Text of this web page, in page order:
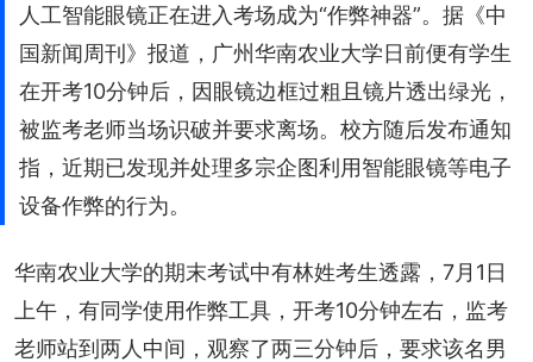
人工智能眼镜正在进入考场成为“作弊神器”。据《中
国新闻周刊》报道，广州华南农业大学日前便有学生
在开考10分钟后，因眼镜边框过粗且镜片透出绿光，
被监考老师当场识破并要求离场。校方随后发布通知
指，近期已发现并处理多宗企图利用智能眼镜等电子
设备作弊的行为。
华南农业大学的期末考试中有林姓考生透露，7月1日
上午，有同学使用作弊工具，开考10分钟左右，监考
老师站到两人中间，观察了两三分钟后，要求该名男